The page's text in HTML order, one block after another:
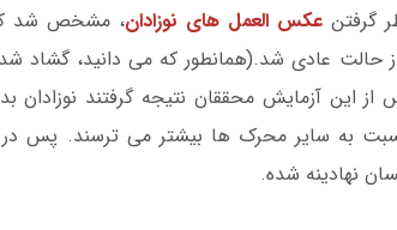
گرفتن عکس العمل های نوزادان، مشخص شد
حالت عادی شد.(همانطور که می دانید،
این آزمایش محققان نتیجه گرفتند نوزادان
به سایر محرک ها بیشتر می ترسند. پس در
نهادینه شده.